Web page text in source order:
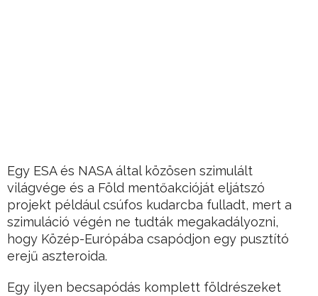
Egy ESA és NASA által közösen szimulált
világvége és a Föld mentőakcióját eljátszó
projekt például csúfos kudarcba fulladt, mert a
szimuláció végén ne tudták megakadályozni,
hogy Közép-Európába csapódjon egy pusztító
erejű aszteroida.
Egy ilyen becsapódás komplett földrészeket